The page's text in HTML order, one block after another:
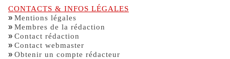
CONTACTS & INFOS LÉGALES
» Mentions légales
» Membres de la rédaction
» Contact rédaction
» Contact webmaster
» Obtenir un compte rédacteur